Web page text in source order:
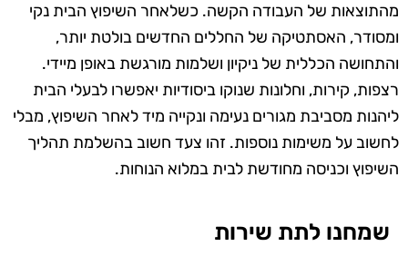
מהתוצאות של העבודה הקשה. כשלאחר השיפוץ הבית נקי
ומסודר, האסתטיקה של החללים החדשים בולטת יותר,
והתחושה הכללית של ניקיון ושלמות מורגשת באופן מיידי.
רצפות, קירות, וחלונות שנוקו ביסודיות יאפשרו לבעלי הבית
ליהנות מסביבת מגורים נעימה ונקייה מיד לאחר השיפוץ, מבלי
לחשוב על משימות נוספות. זהו צעד חשוב בהשלמת תהליך
השיפוץ וכניסה מחודשת לבית במלוא הנוחות.
שמחנו לתת שירות